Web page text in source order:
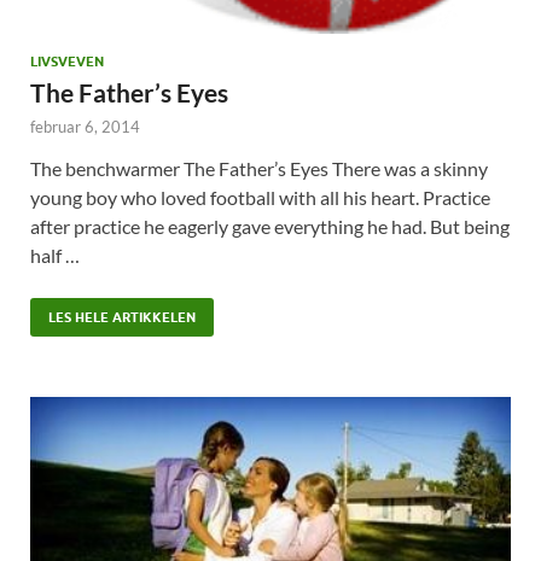
LIVSVEVEN
The Father’s Eyes
februar 6, 2014
The benchwarmer The Father’s Eyes There was a skinny
young boy who loved football with all his heart. Practice
after practice he eagerly gave everything he had. But being
half …
LES HELE ARTIKKELEN